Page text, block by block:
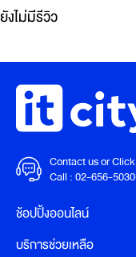
ยังไม่มีรีวิว
Contact us or
Call :02-656-
ช้อปปิ้งออนไลน์
บริการช่วยเหลือ